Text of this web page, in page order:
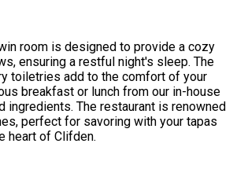
room is designed to provide a cozy
ensuring a restful night's sleep. The
toiletries add to the comfort of your
breakfast or lunch from our in-house
The restaurant is renowned
perfect for savoring with your tapas
heart of Clifden.